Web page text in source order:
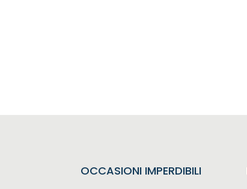
OCCASIONI IMPERDIBILI